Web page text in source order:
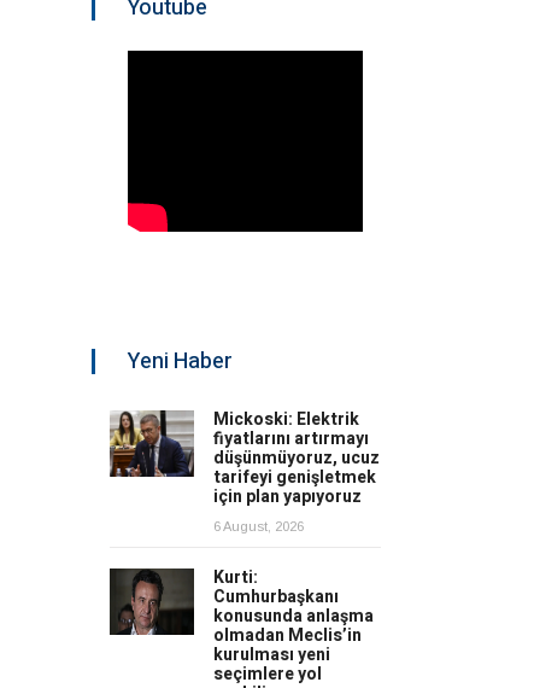
Youtube
Yeni Haber
Mickoski: Elektrik
fiyatlarını artırmayı
düşünmüyoruz, ucuz
tarifeyi genişletmek
için plan yapıyoruz
6 August, 2026
Kurti:
Cumhurbaşkanı
konusunda anlaşma
olmadan Meclis’in
kurulması yeni
seçimlere yol